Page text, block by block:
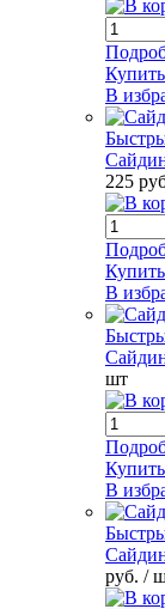
В
225
В
шт
В
руб. /